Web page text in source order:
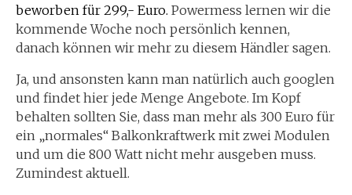
beworben für 299,- Euro. Powermess lernen wir die
kommende Woche noch persönlich kennen,
danach können wir mehr zu diesem Händler sagen.
Ja, und ansonsten kann man natürlich auch googlen
und findet hier jede Menge Angebote. Im Kopf
behalten sollten Sie, dass man mehr als 300 Euro für
ein „normales“ Balkonkraftwerk mit zwei Modulen
und um die 800 Watt nicht mehr ausgeben muss.
Zumindest aktuell.